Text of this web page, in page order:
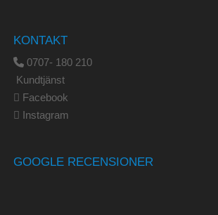
KONTAKT
0707- 180 210
Kundtjänst
Facebook
Instagram
GOOGLE RECENSIONER